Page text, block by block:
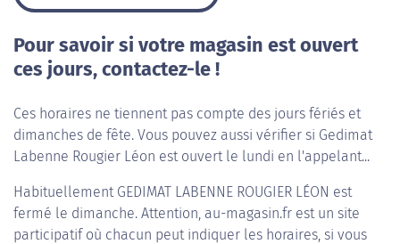
Pour savoir si votre magasin est ouvert
ces jours, contactez-le !
Ces horaires ne tiennent pas compte des jours fériés et
dimanches de fête. Vous pouvez aussi vérifier si Gedimat
Labenne Rougier Léon est ouvert le lundi en l'appelant...
Habituellement GEDIMAT LABENNE ROUGIER LÉON est
fermé le dimanche. Attention, au-magasin.fr est un site
participatif où chacun peut indiquer les horaires, si vous